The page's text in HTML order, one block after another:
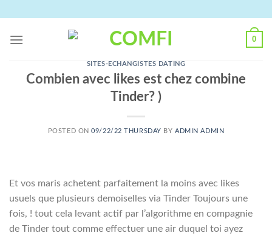
content
0
SITES-ECHANGISTES DATING
Combien avec likes est chez combine
Tinder? )
POSTED ON09/22/22 THURSDAY BYADMIN ADMIN
Et vos maris achetent parfaitement la moins avec likes
usuels que plusieurs demoiselles via Tinder Toujours une
fois, ! tout cela levant actif par l’algorithme en compagnie
de Tinder tout comme effectuer une air duquel toi ayez